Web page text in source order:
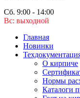
Сб. 9:00 - 14:00
Вс: выходной
Главная
Новинки
О кирпиче
Нормы
Каталоги